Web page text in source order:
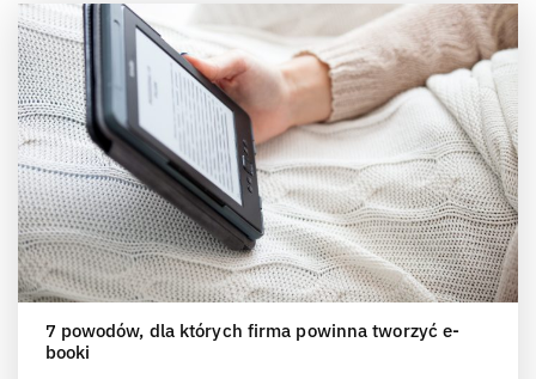
7 powodów, dla których firma powinna tworzyć e-
booki